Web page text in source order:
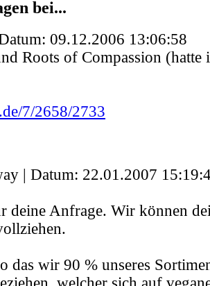
bei...
09.12.2006 13:06:58
Roots of Compassion (hatte
7/2658/2733
| Datum: 22.01.2007
deine Anfrage. Wir können
das wir 90 % unseres